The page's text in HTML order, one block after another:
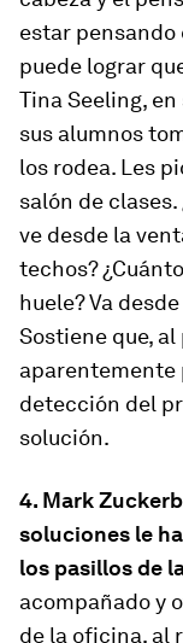
estar
puede lograr
Tina Seeling,
sus alumnos
los rodea. Les
salón de
ve desde la
techos?
huele? Va
Sostiene que,
aparentemente
detección del
solución.
4. Mark
soluciones le
los pasillos de
acompañado y
de la oficina, al